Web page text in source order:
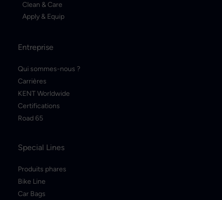
Clean & Care
Apply & Equip
Entreprise
Qui sommes-nous ?
Carrières
KENT Worldwide
Certifications
Road 65
Special Lines
Produits phares
Bike Line
Car Bags